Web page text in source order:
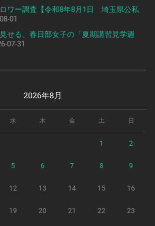
ワー調査【令和8年8月1日 埼玉県公私
01
せる、春日部女子の「夏期講習見学週
07-31
2026年8月
水 木 金 土 日
1 2
5 6 7 8 9
12 13 14 15 16
19 20 21 22 23